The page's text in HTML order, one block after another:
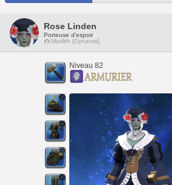
Rose Linden
Porteuse d'espoir
Marilith [Dynamis]
Niveau 82